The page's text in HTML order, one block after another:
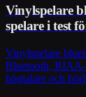
Vinylspelare
spelare i test
Vinylspelare
Bluetooth, RIAA-
högtalare och